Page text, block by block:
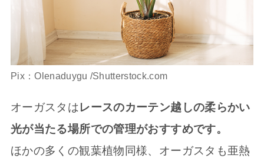
Pix：Olenaduygu /Shutterstock.com
オーガスタは レースのカーテン越しの柔らかい
光が当たる場所での管理がおすすめです。
ほかの多くの観葉植物同様、オーガスタも亜熱